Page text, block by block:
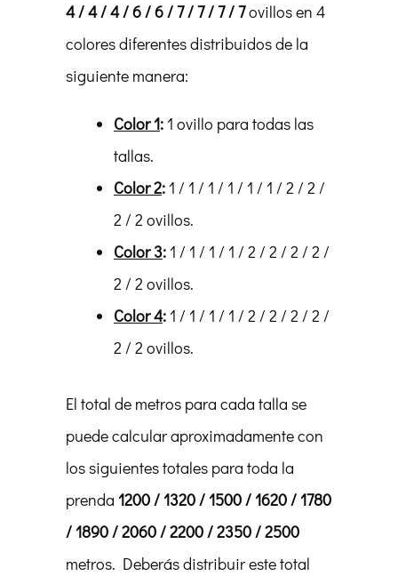
4 / 4 / 4 / 6 / 6 / 7 / 7 / 7 / 7ovillos en 4
colores diferentes distribuidos de la
siguiente manera:
Color 1: 1 ovillo para todas las
tallas.
Color 2: 1 / 1 / 1 / 1 / 1 / 1 / 2 / 2 /
2 / 2 ovillos.
Color 3: 1 / 1 / 1 / 1 / 2 / 2 / 2 / 2 /
2 / 2 ovillos.
Color 4: 1 / 1 / 1 / 1 / 2 / 2 / 2 / 2 /
2 / 2 ovillos.
El total de metros para cada talla se
puede calcular aproximadamente con
los siguientes totales para toda la
prenda 1200 / 1320 / 1500 / 1620 / 1780
/ 1890 / 2060 / 2200 / 2350 / 2500
metros. Deberás distribuir este total